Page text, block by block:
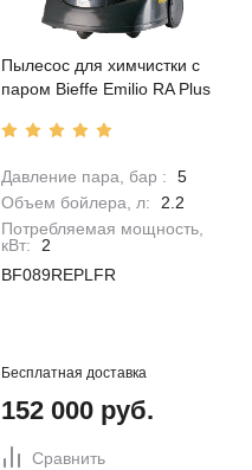
Пылесос для химчистки с
паром Bieffe Emilio RA Plus
Давление пара, бар :
5
Объем бойлера, л:
2.2
Потребляемая мощность,
кВт:
2
BF089REPLFR
Бесплатная доставка
152 000 руб.
Сравнить